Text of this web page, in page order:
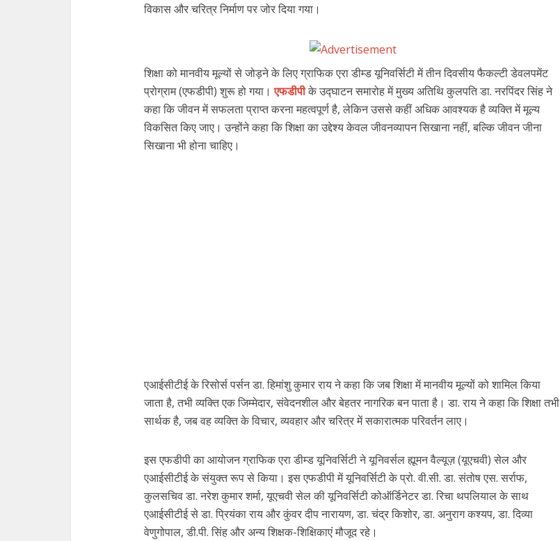
विकास और चरित्र निर्माण पर जोर दिया गया।
शिक्षा को मानवीय मूल्यों से जोड़ने के लिए ग्राफिक एरा डीम्ड यूनिवर्सिटी में तीन दिवसीय फैकल्टी डेवलपमेंट
प्रोग्राम (एफडीपी) शुरू हो गया।एफडीपीके उद्घाटन समारोह में मुख्य अतिथि कुलपति डा. नरपिंदर सिंह ने
कहा कि जीवन में सफलता प्राप्त करना महत्वपूर्ण है, लेकिन उससे कहीं अधिक आवश्यक है व्यक्ति में मूल्य
विकसित किए जाए। उन्होंने कहा कि शिक्षा का उद्देश्य केवल जीवनव्यापन सिखाना नहीं, बल्कि जीवन जीना
सिखाना भी होना चाहिए।
एआईसीटीई के रिसोर्स पर्सन डा. हिमांशु कुमार राय ने कहा कि जब शिक्षा में मानवीय मूल्यों को शामिल किया
जाता है, तभी व्यक्ति एक जिम्मेदार, संवेदनशील और बेहतर नागरिक बन पाता है। डा. राय ने कहा कि शिक्षा तभी
सार्थक है, जब वह व्यक्ति के विचार, व्यवहार और चरित्र में सकारात्मक परिवर्तन लाए।
इस एफडीपी का आयोजन ग्राफिक एरा डीम्ड यूनिवर्सिटी ने यूनिवर्सल ह्यूमन वैल्यूज़ (यूएचवी) सेल और
एआईसीटीई के संयुक्त रूप से किया। इस एफडीपी में यूनिवर्सिटी के प्रो. वी.सी. डा. संतोष एस. सर्राफ,
कुलसचिव डा. नरेश कुमार शर्मा, यूएचवी सेल की यूनिवर्सिटी कोऑर्डिनेटर डा. रिचा थपलियाल के साथ
एआईसीटीई से डा. प्रियंका राय और कुंवर दीप नारायण, डा. चंद्र किशोर, डा. अनुराग कश्यप, डा. दिव्या
वेणुगोपाल, डी.पी. सिंह और अन्य शिक्षक-शिक्षिकाएं मौजूद रहे।